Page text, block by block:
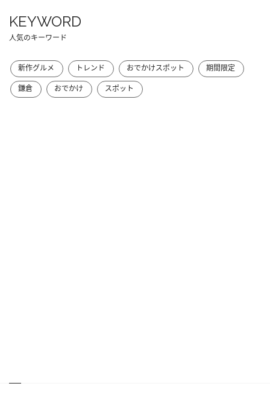
KEYWORD
人気のキーワード
新作グルメ トレンド おでかけスポット
期間限定
鎌倉
おでかけ スポット